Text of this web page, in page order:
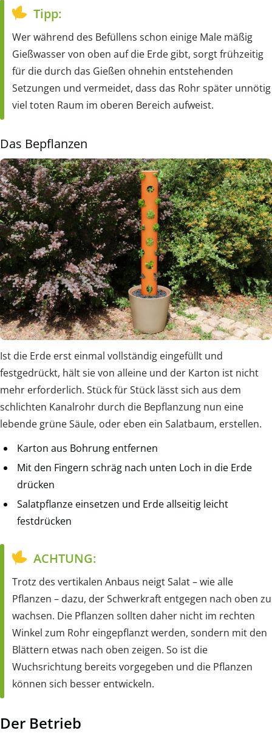
Tipp:
Wer während des Befüllens schon einige Male mäßig
Gießwasser von oben auf die Erde gibt, sorgt frühzeitig
für die durch das Gießen ohnehin entstehenden
Setzungen und vermeidet, dass das Rohr später unnötig
viel toten Raum im oberen Bereich aufweist.
Das Bepflanzen
Ist die Erde erst einmal vollständig eingefüllt und
festgedrückt, hält sie von alleine und der Karton ist nicht
mehr erforderlich. Stück für Stück lässt sich aus dem
schlichten Kanalrohr durch die Bepflanzung nun eine
lebende grüne Säule, oder eben ein Salatbaum, erstellen.
Karton aus Bohrung entfernen
Mit den Fingern schräg nach unten Loch in die Erde
drücken
Salatpflanze einsetzen und Erde allseitig leicht
festdrücken
ACHTUNG:
Trotz des vertikalen Anbaus neigt Salat – wie alle
Pflanzen – dazu, der Schwerkraft entgegen nach oben zu
wachsen. Die Pflanzen sollten daher nicht im rechten
Winkel zum Rohr eingepflanzt werden, sondern mit den
Blättern etwas nach oben zeigen. So ist die
Wuchsrichtung bereits vorgegeben und die Pflanzen
können sich besser entwickeln.
Der Betrieb